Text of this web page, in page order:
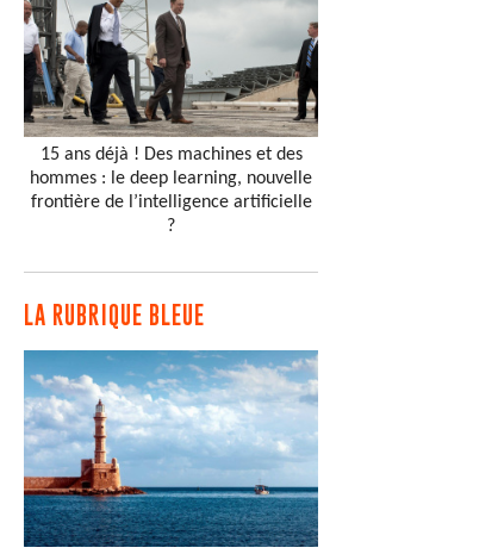
15 ans déjà ! Des machines et des
hommes : le deep learning, nouvelle
frontière de l’intelligence artificielle
?
LA RUBRIQUE BLEUE